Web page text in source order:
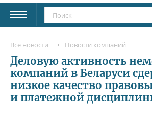
Все новости Новости компаний
Деловую активность
компаний в Беларуси
низкое качество
и платежной